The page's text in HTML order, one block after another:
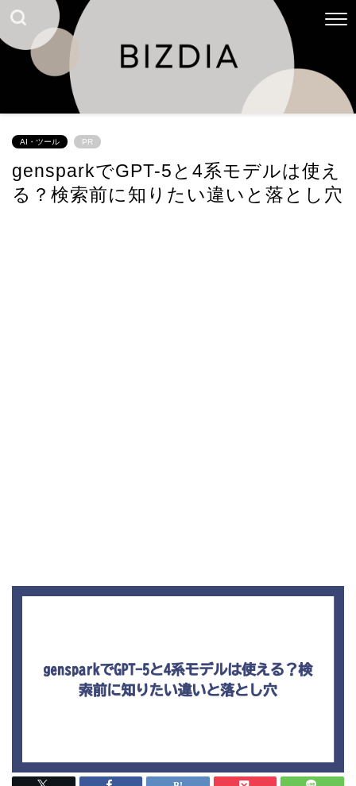
AI・ツール PR
gensparkでGPT-5と4系モデルは使え
る？検索前に知りたい違いと落とし穴